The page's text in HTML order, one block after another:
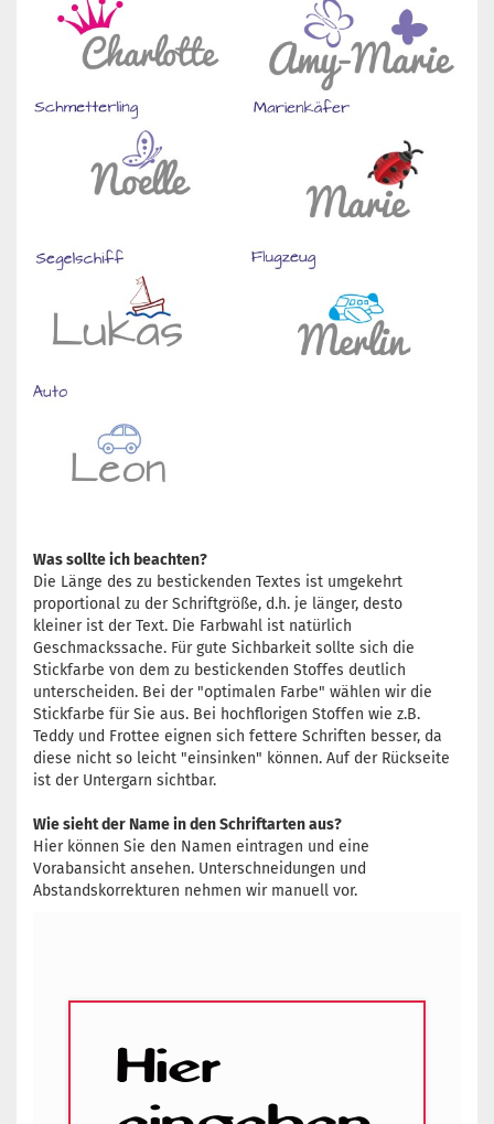
Was sollte ich beachten?
Die Länge des zu bestickenden Textes ist umgekehrt
proportional zu der Schriftgröße, d.h. je länger, desto
kleiner ist der Text. Die Farbwahl ist natürlich
Geschmackssache. Für gute Sichbarkeit sollte sich die
Stickfarbe von dem zu bestickenden Stoffes deutlich
unterscheiden. Bei der "optimalen Farbe" wählen wir die
Stickfarbe für Sie aus. Bei hochflorigen Stoffen wie z.B.
Teddy und Frottee eignen sich fettere Schriften besser, da
diese nicht so leicht "einsinken" können. Auf der Rückseite
ist der Untergarn sichtbar.
Wie sieht der Name in den Schriftarten aus?
Hier können Sie den Namen eintragen und eine
Vorabansicht ansehen. Unterschneidungen und
Abstandskorrekturen nehmen wir manuell vor.